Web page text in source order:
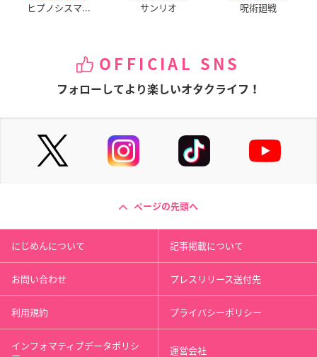
ヒプノシスマ... サンリオ 呪術廻戦
OFFICIAL SNS
フォローしてより楽しいオタクライフ！
ページの先頭へ
にじめんについて 記事掲載について
お問い合わせ プレスリリース送付先
利用規約 プライバシーポリシー
インフォマティブデータポリシ 運営会社